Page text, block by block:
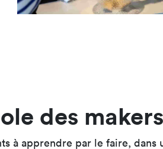
des makers
à apprendre par le faire, dans